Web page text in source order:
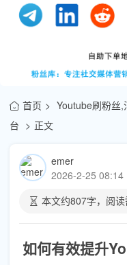
首页
Youtube刷粉丝
台
正文
emer
2026-2-25 08:14
本文约807字，阅读
如何有效提升